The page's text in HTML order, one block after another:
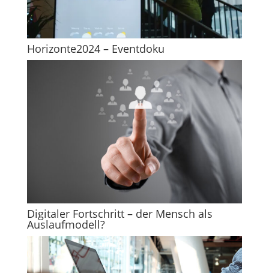
Horizonte2024 – Eventdoku
Digitaler Fortschritt – der Mensch als
Auslaufmodell?